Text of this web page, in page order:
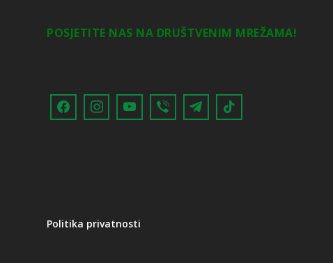
POSJETITE NAS NA DRUŠTVENIM MREŽAMA!
Politika privatnosti